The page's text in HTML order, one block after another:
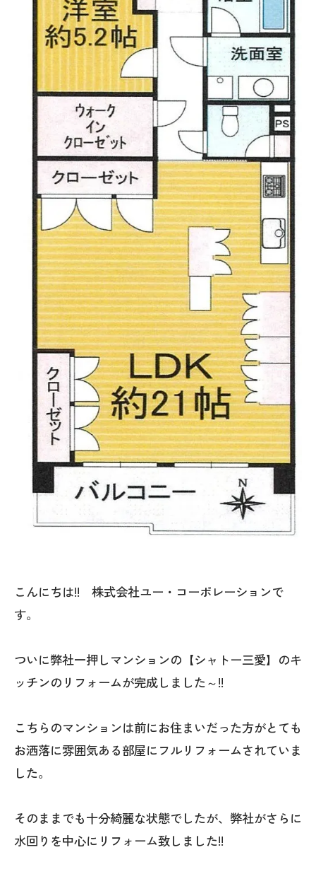
こんにちは!! 株式会社ユー・コーポレーションで
す。
ついに弊社一押しマンションの【シャトー三愛】のキ
ッチンのリフォームが完成しました～!!
こちらのマンションは前にお住まいだった方がとても
お洒落に雰囲気ある部屋にフルリフォームされていま
した。
そのままでも十分綺麗な状態でしたが、弊社がさらに
水回りを中心にリフォーム致しました!!